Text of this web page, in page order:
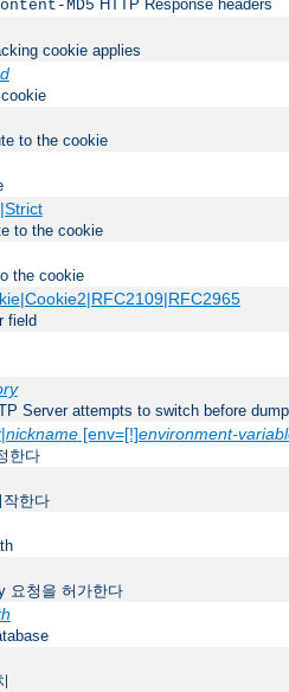
MD5 HTTP Response headers
cookie applies
to the cookie
to the cookie
the cookie
field
Server attempts to switch before
|nickname[env=[!]environment-
한다
작한다
요청을 허가한다